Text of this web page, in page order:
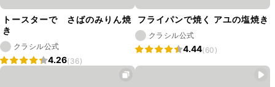
トースターで さばのみりん焼
き
クラシル公式
4.26(36)
フライパンで焼く アユの塩焼き
クラシル公式
4.44(60)